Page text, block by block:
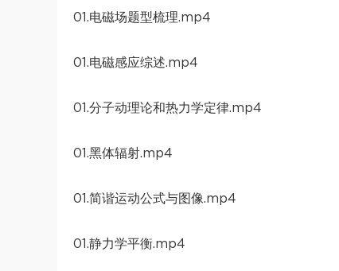
01.电磁场题型梳理.mp4
01.电磁感应综述.mp4
01.分子动理论和热力学定律.mp4
01.黑体辐射.mp4
01.简谐运动公式与图像.mp4
01.静力学平衡.mp4